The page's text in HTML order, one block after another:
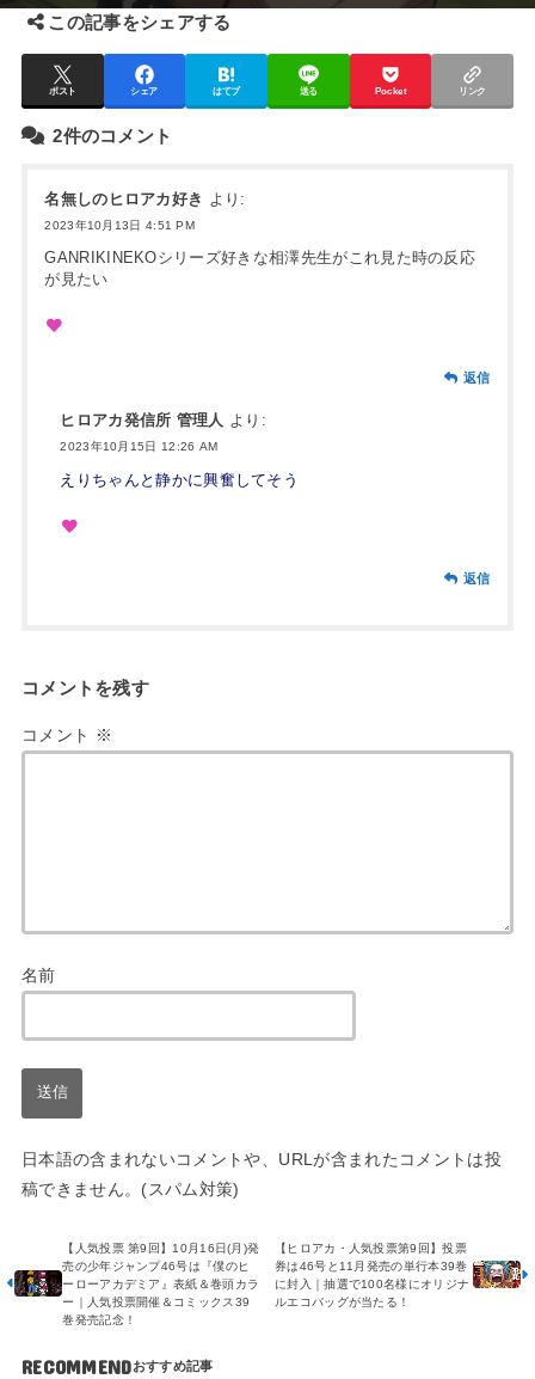
この記事をシェアする
ポスト シェア はてブ 送る Pocket リンク
2件のコメント
名無しのヒロアカ好き より:
2023年10月13日 4:51 PM
GANRIKINEKOシリーズ好きな相澤先生がこれ見た時の反応
が見たい
返信
ヒロアカ発信所 管理人 より:
2023年10月15日 12:26 AM
えりちゃんと静かに興奮してそう
返信
コメントを残す
コメント ※
名前
日本語の含まれないコメントや、URLが含まれたコメントは投
稿できません。(スパム対策)
【ヒロアカ・人気投票第9回】投票
券は46号と11月発売の単行本39巻
に封入｜抽選で100名様にオリジナ
ルエコバッグが当たる！
【人気投票 第9回】10月16日(月)発
売の少年ジャンプ46号は『僕のヒ
ーローアカデミア』表紙＆巻頭カラ
ー｜人気投票開催＆コミックス39
巻発売記念！
RECOMMEND